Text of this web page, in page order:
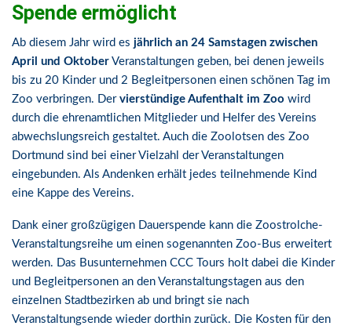
Spende ermöglicht
Ab diesem Jahr wird es jährlich an 24 Samstagen zwischen
April und Oktober Veranstaltungen geben, bei denen jeweils
bis zu 20 Kinder und 2 Begleitpersonen einen schönen Tag im
Zoo verbringen. Der vierstündige Aufenthalt im Zoo wird
durch die ehrenamtlichen Mitglieder und Helfer des Vereins
abwechslungsreich gestaltet. Auch die Zoolotsen des Zoo
Dortmund sind bei einer Vielzahl der Veranstaltungen
eingebunden. Als Andenken erhält jedes teilnehmende Kind
eine Kappe des Vereins.
Dank einer großzügigen Dauerspende kann die Zoostrolche-
Veranstaltungsreihe um einen sogenannten Zoo-Bus erweitert
werden. Das Busunternehmen CCC Tours holt dabei die Kinder
und Begleitpersonen an den Veranstaltungstagen aus den
einzelnen Stadtbezirken ab und bringt sie nach
Veranstaltungsende wieder dorthin zurück. Die Kosten für den